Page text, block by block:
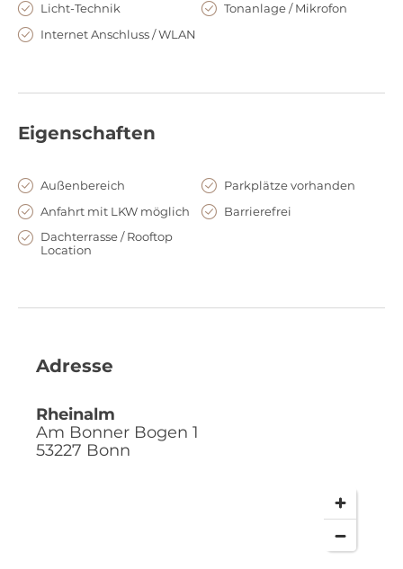
Licht-Technik
Tonanlage / Mikrofon
Internet Anschluss / WLAN
Eigenschaften
Außenbereich
Parkplätze vorhanden
Anfahrt mit LKW möglich
Barrierefrei
Dachterrasse / Rooftop
Location
Adresse
Rheinalm
Am Bonner Bogen 1
53227 Bonn